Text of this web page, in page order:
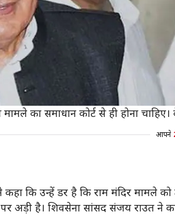
सुनवाई की अपील करेंगे।
नहीं है। 500 सालों से हिन्दू धर्म के
का समाधान कोर्ट से ही होना
आपने
कि उन्हें डर है कि राम मंदिर मामले
है। शिवसेना सांसद संजय राउत ने